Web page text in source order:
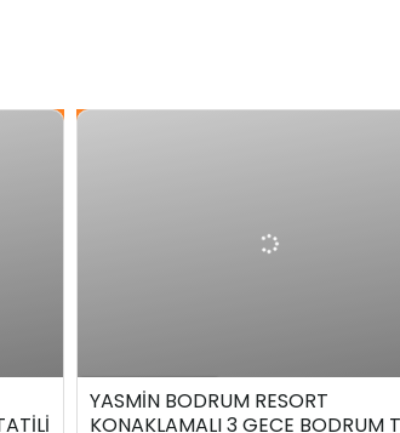
5 Gün3 Gece
Yerinizi Ayırtın !
YASMİN BODRUM RESORT
KONAKLAMALI 3 GECE BODRUM